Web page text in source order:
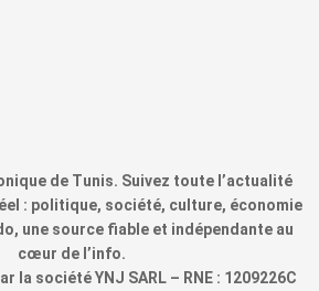
de Tunis. Suivez toute l’actualité
: politique, société, culture, économie
une source fiable et indépendante au
cœur de l’info.
la société YNJ SARL – RNE : 1209226C